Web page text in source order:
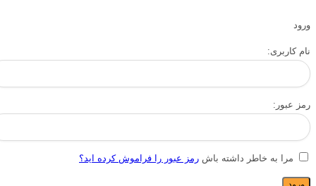
ورود
نام کاربری:
رمز عبور:
مرا به خاطر داشته باش رمز عبور را فراموش کرده اید؟